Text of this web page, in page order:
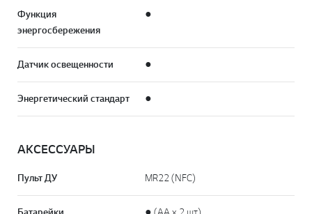
Функция
энергосбережения
●
Датчик освещенности ●
Энергетический стандарт ●
АКСЕССУАРЫ
Пульт ДУ MR22 (NFC)